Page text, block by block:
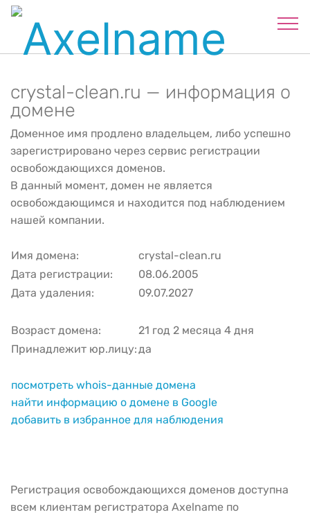
crystal-clean.ru — информация о
домене
Доменное имя продлено владельцем, либо успешно
зарегистрировано через сервис регистрации
освобождающихся доменов.
В данный момент, домен не является
освобождающимся и находится под наблюдением
нашей компании.
Имя домена:
crystal-clean.ru
Дата регистрации:
08.06.2005
Дата удаления:
09.07.2027
Возраст домена:
21 год 2 месяца 4 дня
Принадлежит юр.лицу:да
посмотреть whois-данные домена
найти информацию о домене в Google
добавить в избранное для наблюдения
Регистрация освобождающихся доменов доступна
всем клиентам регистратора Axelname по